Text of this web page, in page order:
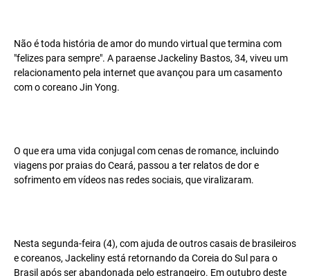
Não é toda história de amor do mundo virtual que termina com
"felizes para sempre". A paraense Jackeliny Bastos, 34, viveu um
relacionamento pela internet que avançou para um casamento
com o coreano Jin Yong.
O que era uma vida conjugal com cenas de romance, incluindo
viagens por praias do Ceará, passou a ter relatos de dor e
sofrimento em vídeos nas redes sociais, que viralizaram.
Nesta segunda-feira (4), com ajuda de outros casais de brasileiros
e coreanos, Jackeliny está retornando da Coreia do Sul para o
Brasil após ser abandonada pelo estrangeiro. Em outubro deste